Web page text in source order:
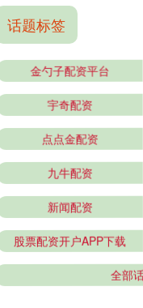
话题标签
金勺子配资平台
宇奇配资
点点金配资
九牛配资
新闻配资
股票配资开户APP下载
全部